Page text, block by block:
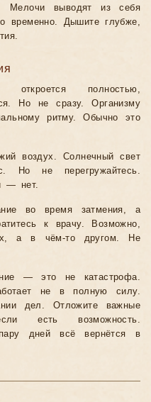
Мелочи выводят из себя
временно. Дышите глубже,
полностью,
Но не сразу. Организму
ритму. Обычно это
воздух. Солнечный свет
Но не перегружайтесь.
— нет.
во время затмения, а
к врачу. Возможно,
а в чём-то другом. Не
— это не катастрофа.
не в полную силу.
дел. Отложите важные
есть возможность.
дней всё вернётся в